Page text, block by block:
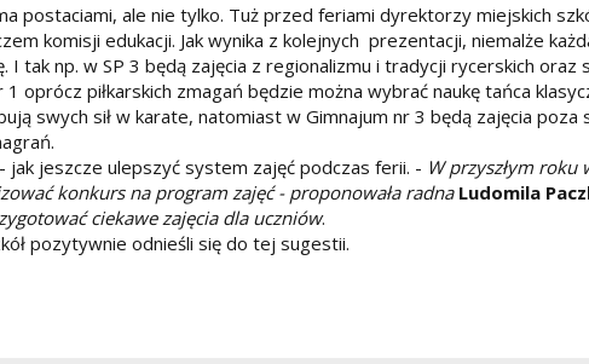
postaciami, ale nie tylko. Tuż przed feriami dyrektorzy miejskich
komisji edukacji. Jak wynika z kolejnych prezentacji, niemalże
tak np. w SP 3 będą zajęcia z regionalizmu i tradycji rycerskich oraz
oprócz piłkarskich zmagań będzie można wybrać naukę tańca
swych sił w karate, natomiast w Gimnajum nr 3 będą zajęcia poza
jak jeszcze ulepszyć system zajęć podczas ferii. - W przyszłym roku
konkurs na program zajęć - proponowała radna Ludomila
ciekawe zajęcia dla uczniów.
pozytywnie odnieśli się do tej sugestii.